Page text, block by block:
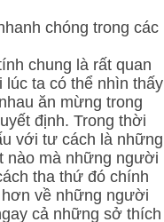
chóng trong các
chung là rất quan
lúc ta có thể nhìn thấy
ăn mừng trong
định. Trong thời
với tư cách là những
nào mà những người
tha thứ đó chính
về những người
cả những sở thích